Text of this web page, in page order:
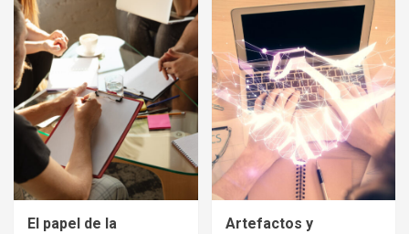
El papel de la
Artefactos y